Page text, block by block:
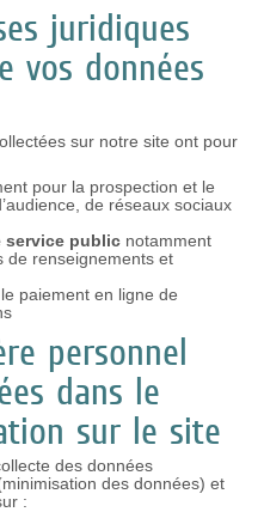
juridiques
vos données
sur notre site ont pour
pour la prospection et le
de réseaux sociaux
service publicnotamment
de renseignements et
paiement en ligne de
personnel
dans le
sur le site
des données
des données) et
: